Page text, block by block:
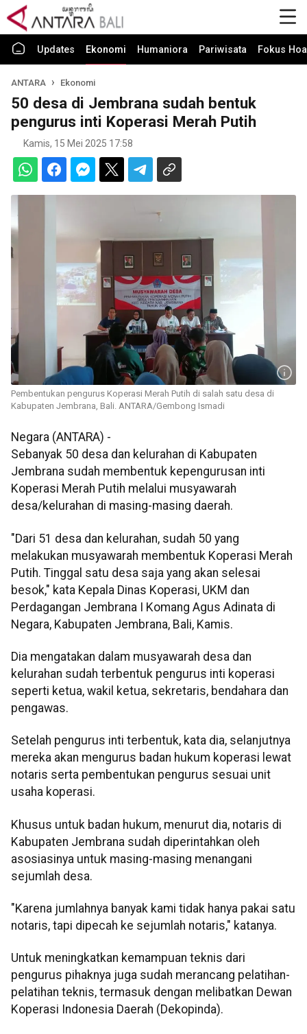
Updates Ekonomi Humaniora Pariwisata Fokus
ANTARA Ekonomi
50 desa di Jembrana sudah bentuk
pengurus inti Koperasi Merah Putih
Kamis, 15 Mei 2025 17:58
Pembentukan pengurus Koperasi Merah Putih di salah satu desa di
Kabupaten Jembrana, Bali. ANTARA/Gembong Ismadi
Negara (ANTARA) -
Sebanyak 50 desa dan kelurahan di Kabupaten
Jembrana sudah membentuk kepengurusan inti
Koperasi Merah Putih melalui musyawarah
desa/kelurahan di masing-masing daerah.
"Dari 51 desa dan kelurahan, sudah 50 yang
melakukan musyawarah membentuk Koperasi Merah
Putih. Tinggal satu desa saja yang akan selesai
besok," kata Kepala Dinas Koperasi, UKM dan
Perdagangan Jembrana I Komang Agus Adinata di
Negara, Kabupaten Jembrana, Bali, Kamis.
Dia mengatakan dalam musyawarah desa dan
kelurahan sudah terbentuk pengurus inti koperasi
seperti ketua, wakil ketua, sekretaris, bendahara dan
pengawas.
Setelah pengurus inti terbentuk, kata dia, selanjutnya
mereka akan mengurus badan hukum koperasi lewat
notaris serta pembentukan pengurus sesuai unit
usaha koperasi.
Khusus untuk badan hukum, menurut dia, notaris di
Kabupaten Jembrana sudah diperintahkan oleh
asosiasinya untuk masing-masing menangani
sejumlah desa.
"Karena jumlahnya banyak kami tidak hanya pakai satu
notaris, tapi dipecah ke sejumlah notaris," katanya.
Untuk meningkatkan kemampuan teknis dari
pengurus pihaknya juga sudah merancang pelatihan-
pelatihan teknis, termasuk dengan melibatkan Dewan
Koperasi Indonesia Daerah (Dekopinda).